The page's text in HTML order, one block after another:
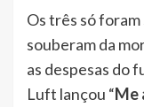
Os três só
souberam da
as despesas do
Luft lançou “Me